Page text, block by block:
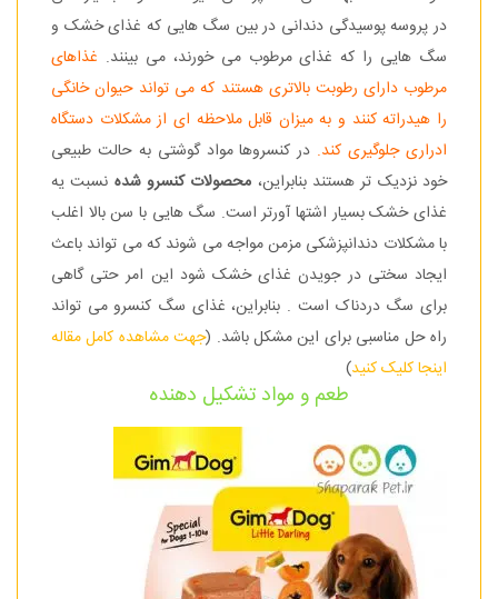
در پروسه پوسیدگی دندانی در بین سگ هایی که غذای خشک و
سگ هایی را که غذای مرطوب می خورند، می بینند. غذاهای
مرطوب دارای رطوبت بالاتری هستند که می تواند حیوان خانگی
را هیدراته کنند و به میزان قابل ملاحظه ای از مشکلات دستگاه
ادراری جلوگیری کند. در کنسروها مواد گوشتی به حالت طبیعی
خود نزدیک تر هستند بنابراین، محصولات کنسرو شده نسبت یه
غذای خشک بسیار اشتها آورتر است. سگ هایی با سن بالا اغلب
با مشکلات دندانپزشکی مزمن مواجه می شوند که می تواند باعث
ایجاد سختی در جویدن غذای خشک شود این امر حتی گاهی
برای سگ دردناک است . بنابراین، غذای سگ کنسرو می تواند
راه حل مناسبی برای این مشکل باشد. (جهت مشاهده کامل مقاله
اینجا کلیک کنید)
طعم و مواد تشکیل دهنده